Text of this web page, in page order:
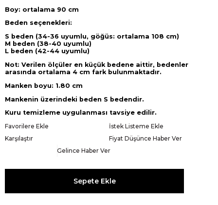
Boy: ortalama 90 cm
Beden seçenekleri:
S beden (34-36 uyumlu, göğüs: ortalama 108 cm)
M beden (38-40 uyumlu)
L beden (42-44 uyumlu)
Not: Verilen ölçüler en küçük bedene aittir, bedenler
arasında ortalama 4 cm fark bulunmaktadır.
Manken boyu: 1.80 cm
Mankenin üzerindeki beden S bedendir.
Kuru temizleme uygulanması tavsiye edilir.
Favorilere Ekle
İstek Listeme Ekle
Karşılaştır
Fiyat Düşünce Haber Ver
Gelince Haber Ver